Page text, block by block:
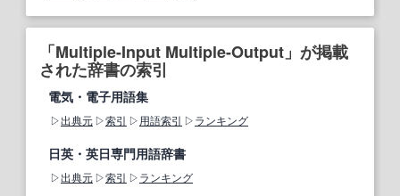
「Multiple-Input Multiple-Output」が掲載
された辞書の索引
電気・電子用語集
出典元 索引 用語索引 ランキング
日英・英日専門用語辞書
出典元 索引 ランキング